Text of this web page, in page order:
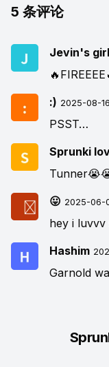
5 条评论
Jevin's
:) 2025-08-16
PSST…
Sprunki
😛 2025-06-
hey i luvvv
Hashim
Garnold